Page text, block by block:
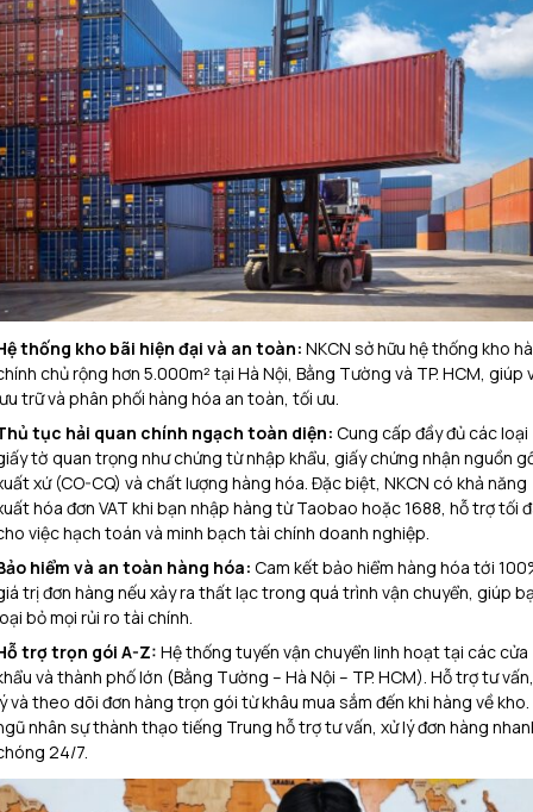
thống kho bãi hiện đại và an toàn: NKCN sở hữu hệ thống kho
chủ rộng hơn 5.000m² tại Hà Nội, Bằng Tường và TP. HCM, giúp
trữ và phân phối hàng hóa an toàn, tối ưu.
tục hải quan chính ngạch toàn diện: Cung cấp đầy đủ các loại
tờ quan trọng như chứng từ nhập khẩu, giấy chứng nhận nguồn
xứ (CO-CQ) và chất lượng hàng hóa. Đặc biệt, NKCN có khả năng
hóa đơn VAT khi bạn nhập hàng từ Taobao hoặc 1688, hỗ trợ tối
việc hạch toán và minh bạch tài chính doanh nghiệp.
hiểm và an toàn hàng hóa: Cam kết bảo hiểm hàng hóa tới
trị đơn hàng nếu xảy ra thất lạc trong quá trình vận chuyển, giúp
bỏ mọi rủi ro tài chính.
trợ trọn gói A-Z: Hệ thống tuyến vận chuyển linh hoạt tại các cửa
và thành phố lớn (Bằng Tường – Hà Nội – TP. HCM). Hỗ trợ tư
và theo dõi đơn hàng trọn gói từ khâu mua sắm đến khi hàng về kho.
nhân sự thành thạo tiếng Trung hỗ trợ tư vấn, xử lý đơn hàng
24/7.